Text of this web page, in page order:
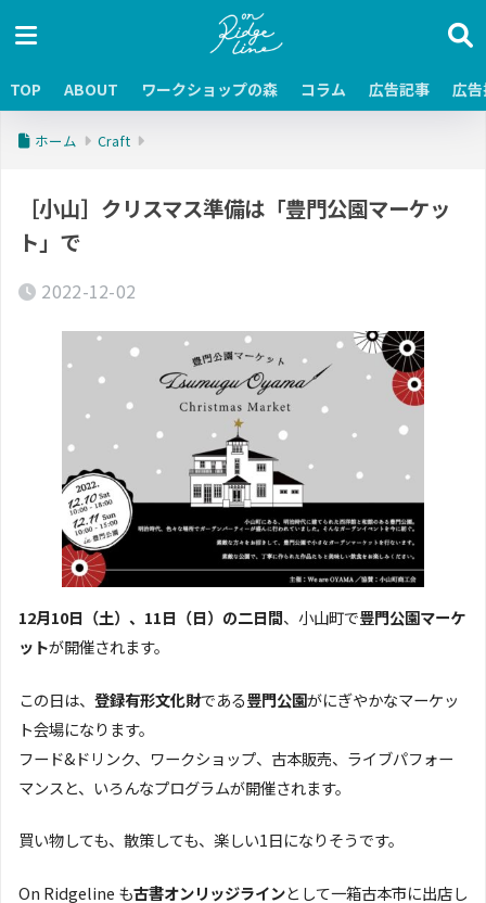
TOP ABOUT ワークショップの森 コラム 広告記事 広
ホーム Craft
［小山］クリスマス準備は「豊門公園マーケッ
ト」で
2022-12-02
12月10日（土）、11日（日）の二日間、小山町で豊門公園マーケ
ットが開催されます。
この日は、 登録有形文化財である豊門公園がにぎやかなマーケッ
ト会場になります。
フード&ドリンク、ワークショップ、古本販売、ライブパフォー
マンスと、いろんなプログラムが開催されます。
買い物しても、散策しても、楽しい1日になりそうです。
On Ridgeline も古書オンリッジラインとして一箱古本市に出店し